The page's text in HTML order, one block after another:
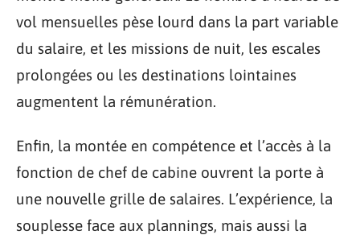
vol mensuelles pèse lourd dans la part variable
du salaire, et les missions de nuit, les escales
prolongées ou les destinations lointaines
augmentent la rémunération.
Enfin, la montée en compétence et l’accès à la
fonction de chef de cabine ouvrent la porte à
une nouvelle grille de salaires. L’expérience, la
souplesse face aux plannings, mais aussi la